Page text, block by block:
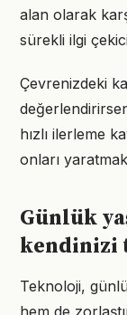
alan olarak
sürekli ilgi
Çevrenizdeki
hızlı ilerleme
onları
Günlük
kendinizi
Teknoloji,
hem de